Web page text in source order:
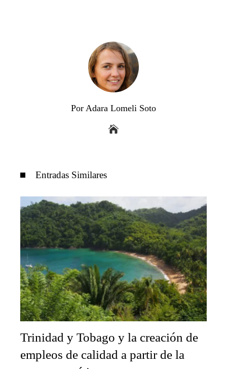
Por Adara Lomeli Soto
Entradas Similares
Trinidad y Tobago y la creación de
empleos de calidad a partir de la